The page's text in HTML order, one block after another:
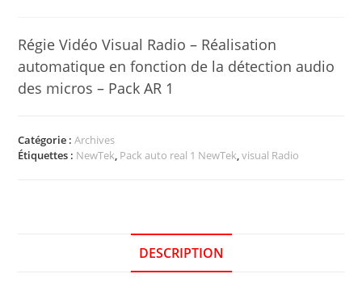
Régie Vidéo Visual Radio – Réalisation
automatique en fonction de la détection audio
des micros – Pack AR 1
Catégorie :Archives
Étiquettes : NewTek, Pack auto real 1 NewTek,visual Radio
DESCRIPTION